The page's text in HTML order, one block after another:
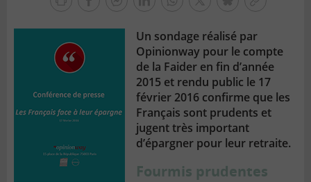
tous
lien
Un sondage réalisé par
Opinionway pour le compte
de la Faider en fin d’année
2015 et rendu public le 17
février 2016 confirme que les
Français sont prudents et
jugent très important
d’épargner pour leur retraite.
Fourmis prudentes